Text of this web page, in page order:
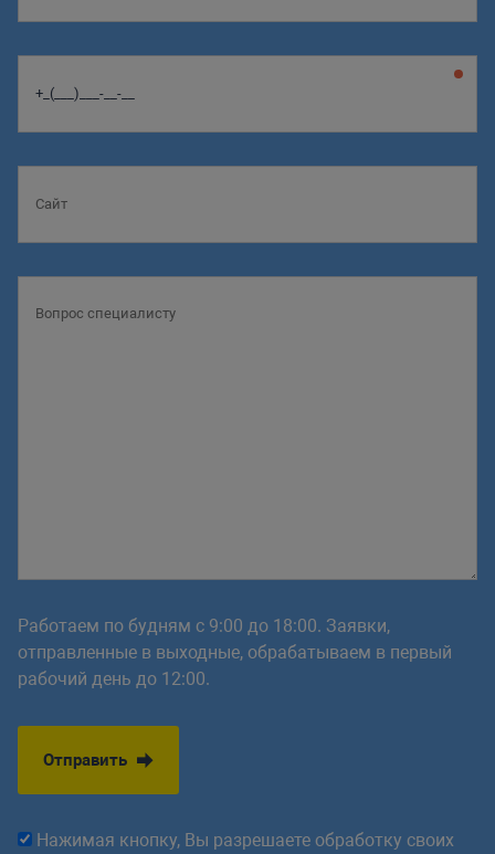
Работаем по будням с 9:00 до 18:00. Заявки,
отправленные в выходные, обрабатываем в первый
рабочий день до 12:00.
Отправить
Нажимая кнопку, Вы разрешаете обработку своих